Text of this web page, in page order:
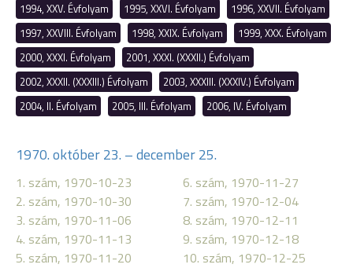
1994, XXV. Évfolyam
1995, XXVI. Évfolyam
1996, XXVII. Évfolyam
1997, XXVIII. Évfolyam
1998, XXIX. Évfolyam
1999, XXX. Évfolyam
2000, XXXI. Évfolyam
2001, XXXI. (XXXII.) Évfolyam
2002, XXXII. (XXXIII.) Évfolyam
2003, XXXIII. (XXXIV.) Évfolyam
2004, II. Évfolyam
2005, III. Évfolyam 2006, IV. Évfolyam
1970. október 23. – december 25.
1. szám, 1970-10-23
2. szám, 1970-10-30
3. szám, 1970-11-06
4. szám, 1970-11-13
5. szám, 1970-11-20
6. szám, 1970-11-27
7. szám, 1970-12-04
8. szám, 1970-12-11
9. szám, 1970-12-18
10. szám, 1970-12-25